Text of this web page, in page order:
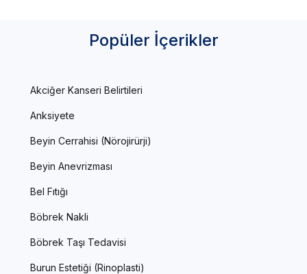
Popüler İçerikler
Akciğer Kanseri Belirtileri
Anksiyete
Beyin Cerrahisi (Nörojirürji)
Beyin Anevrizması
Bel Fıtığı
Böbrek Nakli
Böbrek Taşı Tedavisi
Burun Estetiği (Rinoplasti)